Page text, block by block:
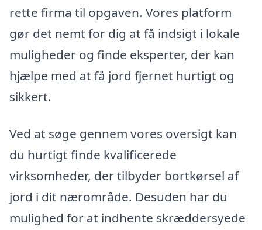
rette firma til opgaven. Vores platform
gør det nemt for dig at få indsigt i lokale
muligheder og finde eksperter, der kan
hjælpe med at få jord fjernet hurtigt og
sikkert.
Ved at søge gennem vores oversigt kan
du hurtigt finde kvalificerede
virksomheder, der tilbyder bortkørsel af
jord i dit nærområde. Desuden har du
mulighed for at indhente skræddersyede